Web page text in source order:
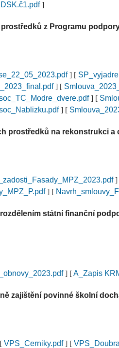
]
z Programu
] [
] [
] [
] [
prostředků na rekonstrukci a
]
] [
státní finanční
] [A_Zapis
zajištění povinné školní
[ VPS_Cerniky.pdf] [